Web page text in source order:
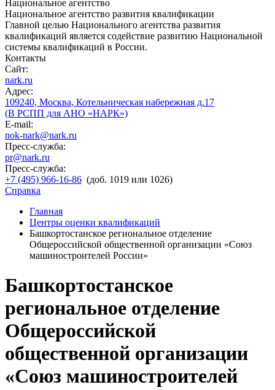
Национальное агентство
Национальное агентство развития квалификации
Главной целью Национального агентства развития
квалификаций является содействие развитию Национальной
системы квалификаций в России.
Контакты
Сайт:
nark.ru
Адрес:
109240, Москва, Котельническая набережная д.17
(В РСПП для АНО «НАРК»)
E-mail:
nok-nark@nark.ru
Пресс-служба:
pr@nark.ru
Пресс-служба:
+7 (495) 966-16-86 (доб. 1019 или 1026)
Справка
Главная
Центры оценки квалификаций
Башкортостанское региональное отделение
Общероссийской общественной организации «Союз
машиностроителей России»
Башкортостанское
региональное отделение
Общероссийской
общественной организации
«Союз машиностроителей